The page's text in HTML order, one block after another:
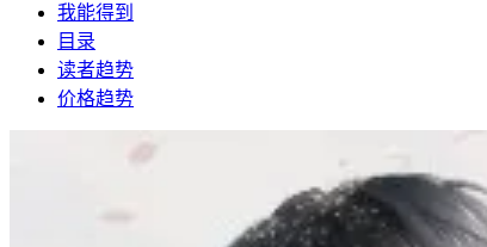
我能得到
目录
读者趋势
价格趋势